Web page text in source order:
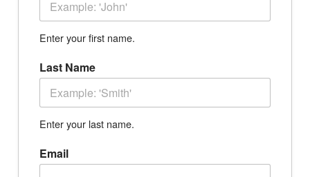
Enter your first name.
Last Name
Enter your last name.
Email